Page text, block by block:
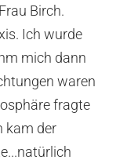
Birch.
Ich wurde
mich dann
waren
fragte
kam der